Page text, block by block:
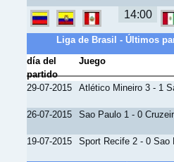
14:00
Liga de Brasil - Últimos
día del
partido
Juego
29-07-2015 Atlético Mineiro 3 - 1
26-07-2015 Sao Paulo 1 - 0
19-07-2015 Sport Recife 2 - 0 Sao